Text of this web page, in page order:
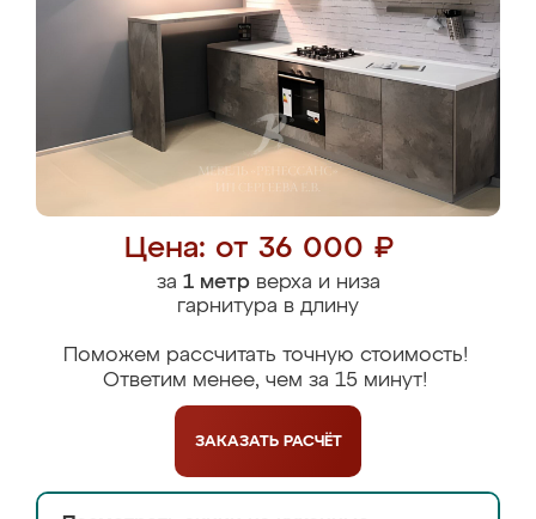
Цена: от 36 000 ₽
за 1 метрверха и низа
гарнитура в длину
Поможем рассчитать точную стоимость!
Ответим менее, чем за 15 минут!
ЗАКАЗАТЬ РАСЧЁТ